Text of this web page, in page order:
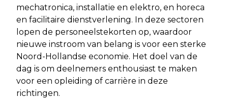
mechatronica, installatie en elektro, en horeca
en facilitaire dienstverlening. In deze sectoren
lopen de personeelstekorten op, waardoor
nieuwe instroom van belang is voor een sterke
Noord-Hollandse economie. Het doel van de
dag is om deelnemers enthousiast te maken
voor een opleiding of carrière in deze
richtingen.